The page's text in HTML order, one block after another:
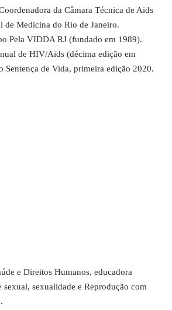
da Câmara Técnica de Aids
de Medicina do Rio de Janeiro.
Pela VIDDA RJ (fundado em 1989).
de HIV/Aids (décima edição em
Sentença de Vida, primeira edição 2020.
e Direitos Humanos, educadora
sexual, sexualidade e Reprodução com